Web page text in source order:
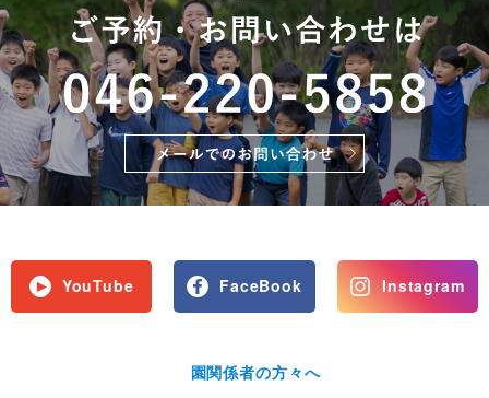
YouTube FaceBook Instagram
園関係者の方々へ